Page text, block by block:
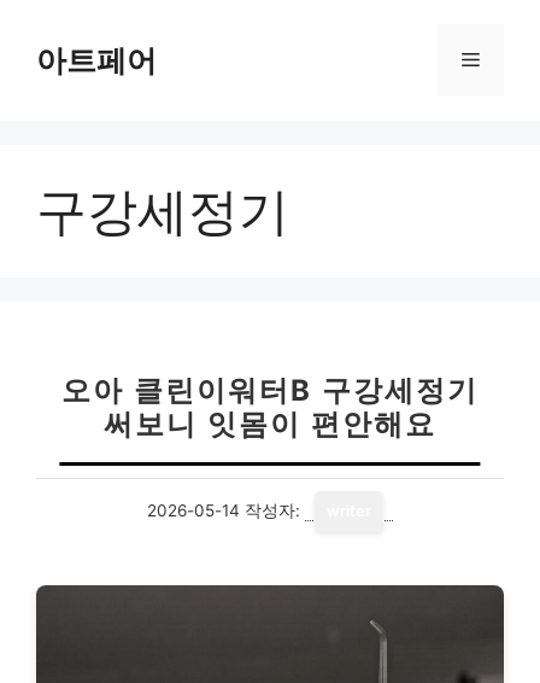
아트페어 메
구강세정기
오아 클린이워터B 구강세정기
써보니 잇몸이 편안해요
2026-05-14 작성자: